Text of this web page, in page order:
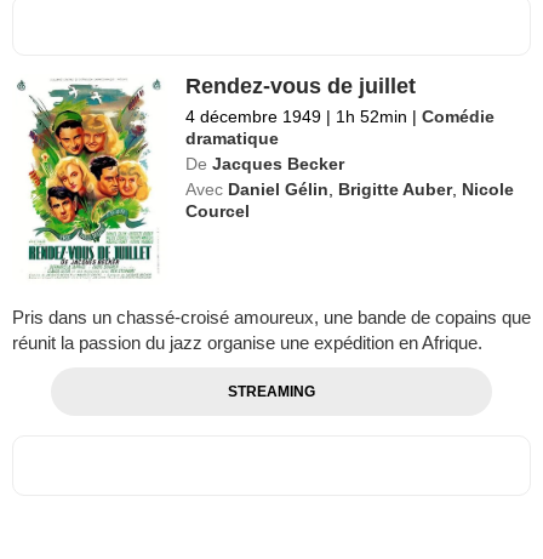
Rendez-vous de juillet
4 décembre 1949 | 1h 52min | Comédie
dramatique
De Jacques Becker
Avec Daniel Gélin Brigitte Auber, Nicole
Courcel
Pris dans un chassé-croisé amoureux, une bande de copains que
réunit la passion du jazz organise une expédition en Afrique.
STREAMING